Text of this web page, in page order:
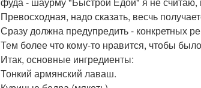
Превосходная, надо сказать, весчь
Сразу должна предупредить - конкретных
Тем более что кому-то нравится, чтобы
Итак, основные ингредиенты:
Тонкий армянский лаваш.